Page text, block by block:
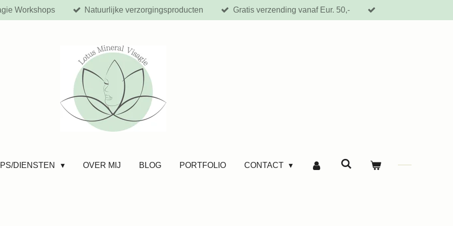
Workshops Natuurlijke verzorgingsproducten Gratis verzending vanaf Eur. 50,-
DIENSTEN OVER MIJ BLOG PORTFOLIO CONTACT